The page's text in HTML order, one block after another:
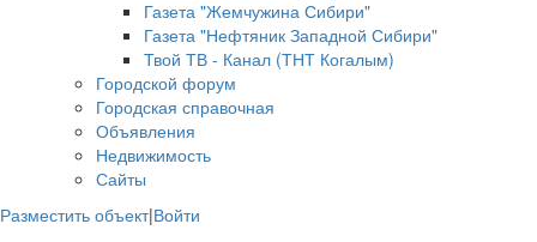
Газета "Жемчужина Сибири"
Газета "Нефтяник Западной Сибири"
Твой ТВ - Канал (ТНТ Когалым)
Городской форум
Городская справочная
Объявления
Недвижимость
Сайты
Разместить объект|Войти